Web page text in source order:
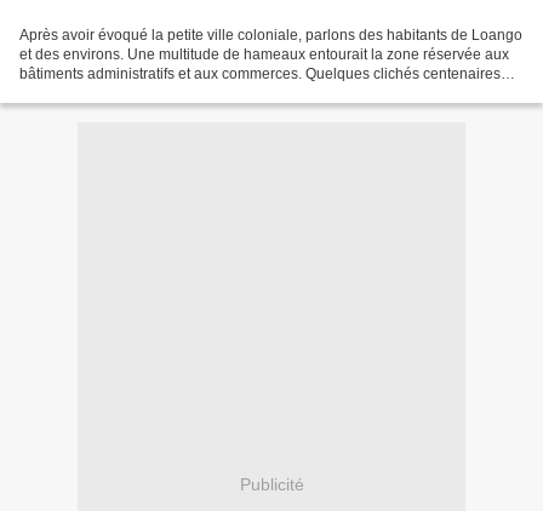
Après avoir évoqué la petite ville coloniale, parlons des habitants de Loango
et des environs. Une multitude de hameaux entourait la zone réservée aux
bâtiments administratifs et aux commerces. Quelques clichés centenaires
Publicité